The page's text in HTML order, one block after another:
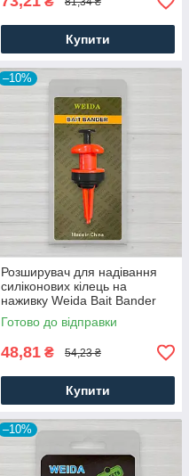
Купити
–10%
Розширувач для надівання
силіконових кілець на
наживку Weida Bait Bander
HCJ-01
Готово до відправки
48,81 ₴ 54,23 ₴
Купити
–10%